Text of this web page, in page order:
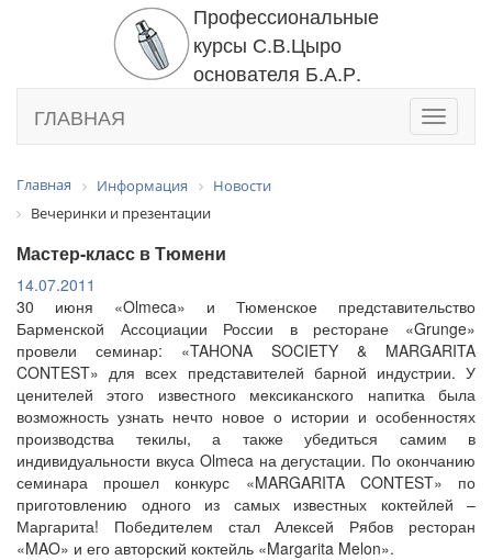
Профессиональные
курсы С.В.Цыро
основателя Б.А.Р.
Toggle
ГЛАВНАЯ
Главная Информация
Новости
Вечеринки и презентации
Мастер-класс в Тюмени
14.07.2011
30 июня «Olmeca» и Тюменское представительство
Барменской Ассоциации России в ресторане «Grunge»
провели семинар: «TAHONA SOCIETY & MARGARITA
CONTEST» для всех представителей барной индустрии. У
ценителей этого известного мексиканского напитка была
возможность узнать нечто новое о истории и особенностях
производства текилы, а также убедиться самим в
индивидуальности вкуса Olmeca на дегустации. По окончанию
семинара прошел конкурс «MARGARITA CONTEST» по
приготовлению одного из самых известных коктейлей –
Маргарита! Победителем стал Алексей Рябов ресторан
«MAO» и его авторский коктейль «Margarita Melon».